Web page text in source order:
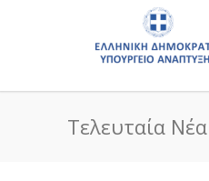
Τελευταία Νέα